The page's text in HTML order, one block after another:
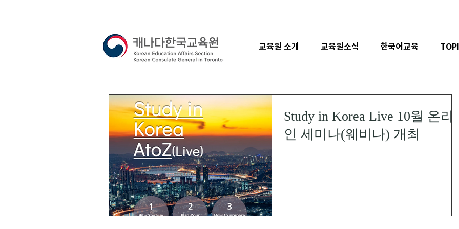
Study in Korea Live 10월 온라
인 세미나(웨비나) 개최
교육원 소개 교육원소식 한국어교육